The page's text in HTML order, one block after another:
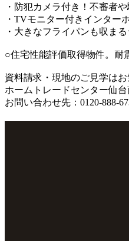
・防犯カメラ付き！不審者
・TVモニター付きインター
・大きなフライパンも収ま
○住宅性能評価取得物件。耐
資料請求・現地のご見学はお
ホームトレードセンター仙
お問い合わせ先：0120-